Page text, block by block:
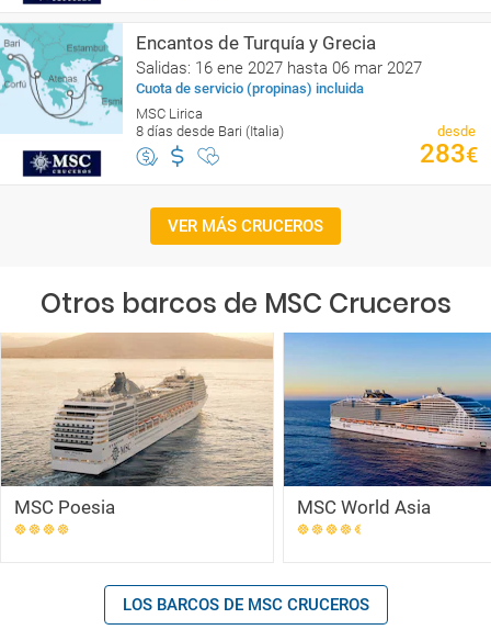
Encantos de Turquía y Grecia
Salidas: 16 ene 2027 hasta 06 mar 2027
Cuota de servicio (propinas) incluida
MSC Lirica
8 días desde Bari (Italia)
desde
283€
VER MÁS CRUCEROS
Otros barcos de MSC Cruceros
MSC Poesia MSC World Asia
LOS BARCOS DE MSC CRUCEROS